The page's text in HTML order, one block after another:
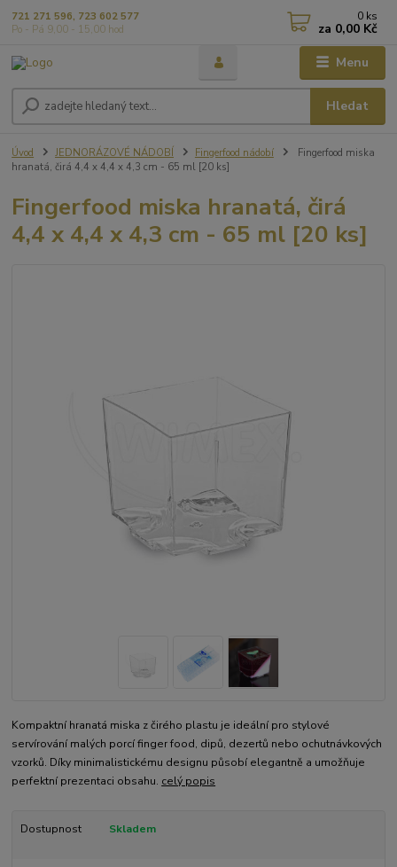
Menu
Hledat
721 271 596, 723 602 577
Po - Pá 9,00 - 15,00 hod
0 ks
za 0,00 Kč
Úvod JEDNORÁZOVÉ NÁDOBÍ Fingerfood nádobí
Fingerfood miska
hranatá, čirá 4,4 x 4,4 x 4,3 cm - 65 ml [20 ks]
Fingerfood miska hranatá, čirá
4,4 x 4,4 x 4,3 cm - 65 ml [20 ks]
Kompaktní hranatá miska z čirého plastu je ideální pro stylové
servírování malých porcí finger food, dipů, dezertů nebo ochutnávkových
vzorků. Díky minimalistickému designu působí elegantně a umožňuje
perfektní prezentaci obsahu. celý popis
Dostupnost Skladem